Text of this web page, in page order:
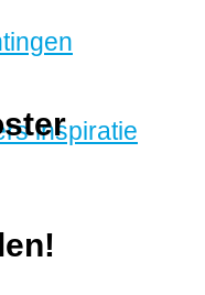
inspiratie